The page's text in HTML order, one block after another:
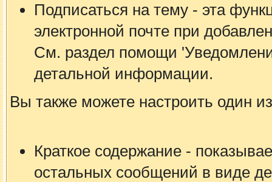
Подписаться на тему - эта
электронной почте при
См. раздел помощи
детальной информации.
Вы также можете настроить один
Краткое содержание -
остальных сообщений в виде